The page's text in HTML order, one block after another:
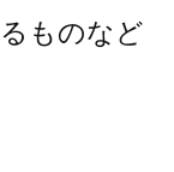
ものなど